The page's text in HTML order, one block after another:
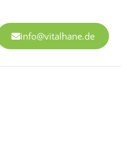
info@vitalhane.de